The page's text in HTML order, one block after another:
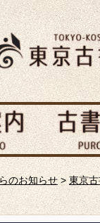
のお知らせ> 東京